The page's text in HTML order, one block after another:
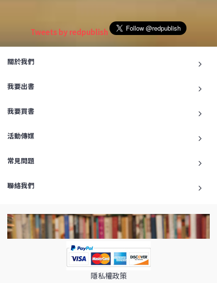
Tweets by redpublish
關於我們
我要出書
我要買書
活動傳媒
常見問題
聯絡我們
隱私權政策